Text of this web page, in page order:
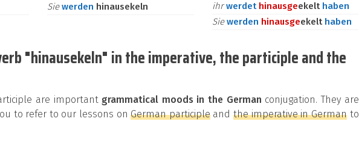
Siewerden hinausekeln
ihrwerdet hinausgeekelt haben
Siewerden hinausgeekelt haben
"hinausekeln" in the imperative, the participle and the
are important grammatical moods in the German conjugation. They are
to refer to our lessons onGerman participleandthe imperative in Germanto